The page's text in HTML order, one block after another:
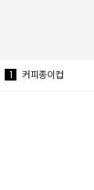
1 커피종이컵